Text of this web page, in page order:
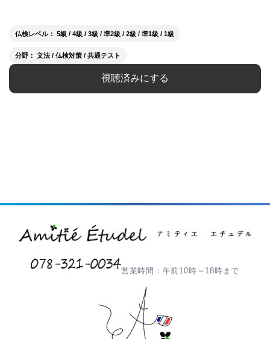
仏検レベル： 5級 / 4級 / 3級 / 準2級 / 2級 / 準1級 / 1級
分野： 文法 / 仏検対策 / 共通テスト
視聴済みにする
営業時間：午前10時～18時まで